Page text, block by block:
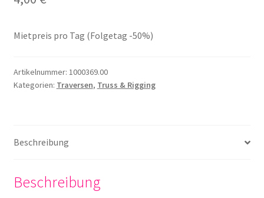
Mietpreis pro Tag (Folgetag -50%)
Artikelnummer: 1000369.00
Kategorien: Traversen, Truss & Rigging
Beschreibung
Beschreibung